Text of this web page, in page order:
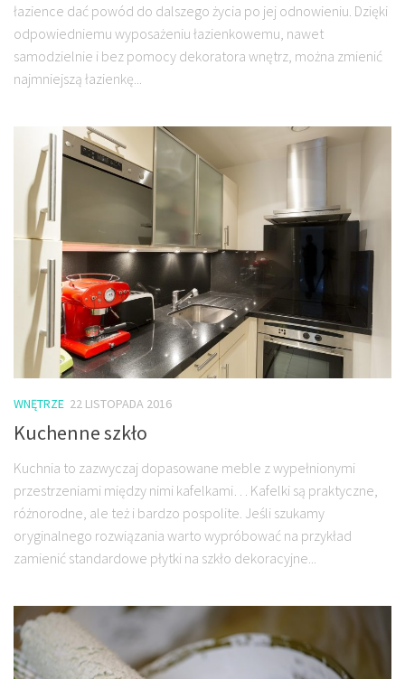
łazience dać powód do dalszego życia po jej odnowieniu. Dzięki
odpowiedniemu wyposażeniu łazienkowemu, nawet
samodzielnie i bez pomocy dekoratora wnętrz, można zmienić
najmniejszą łazienkę...
WNĘTRZE 22 LISTOPADA 2016
Kuchenne szkło
Kuchnia to zazwyczaj dopasowane meble z wypełnionymi
przestrzeniami między nimi kafelkami… Kafelki są praktyczne,
różnorodne, ale też i bardzo pospolite. Jeśli szukamy
oryginalnego rozwiązania warto wypróbować na przykład
zamienić standardowe płytki na szkło dekoracyjne...